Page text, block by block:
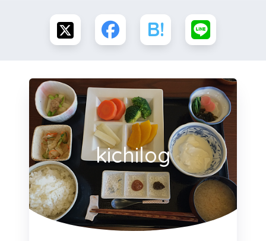
kichilog